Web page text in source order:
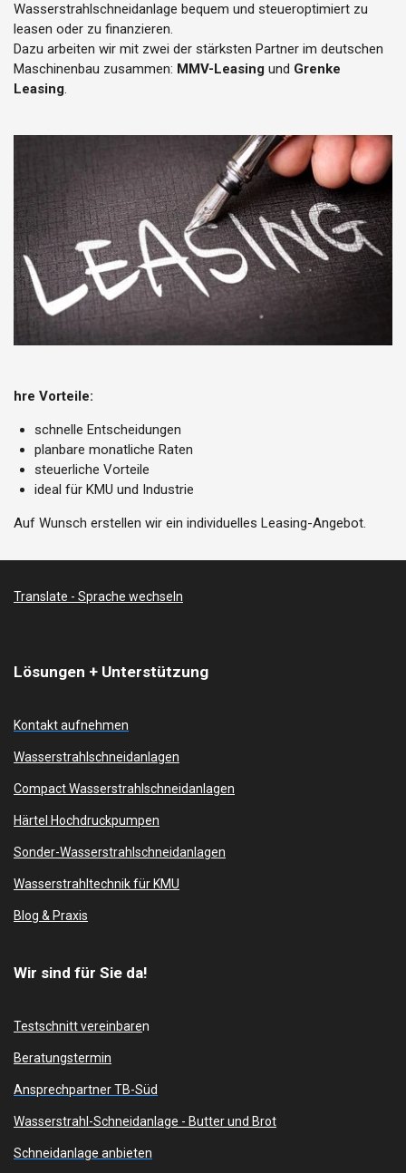
Wasserstrahlschneidanlage bequem und steueroptimiert zu
leasen oder zu finanzieren.
Dazu arbeiten wir mit zwei der stärksten Partner im deutschen
Maschinenbau zusammen: MMV-Leasing und Grenke
Leasing.
hre Vorteile:
schnelle Entscheidungen
planbare monatliche Raten
steuerliche Vorteile
ideal für KMU und Industrie
Auf Wunsch erstellen wir ein individuelles Leasing-Angebot.
Translate - Sprache wechseln
Lösungen + Unterstützung
Kontakt aufnehmen
Wasserstrahlschneidanlagen
Compact Wasserstrahlschneidanlagen
Härtel Hochdruckpumpen
Sonder-Wasserstrahlschneidanlagen
Wasserstrahltechnik für KMU
Blog & Praxis
Wir sind für Sie da!
Testschnitt vereinbaren
Beratungstermin
Ansprechpartner TB-Süd
Wasserstrahl-Schneidanlage - Butter und Brot
Schneidanlage anbieten